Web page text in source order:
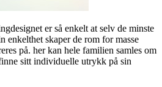
er så enkelt at selv de minste
enkelthet skaper de rom for masse
på. her kan hele familien samles om
sitt individuelle utrykk på sin